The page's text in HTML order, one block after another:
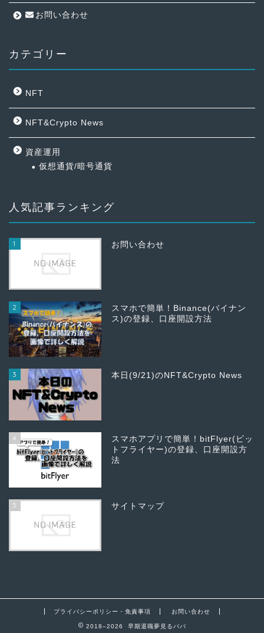
お問い合わせ
カテゴリー
NFT
NFT&Crypto News
資産運用
仮想通貨/暗号通貨
人気記事ランキング
1 お問い合わせ
2
スマホで簡単！Binance(バイナン
ス)の登録、口座開設方法
3 本日(9/21)のNFT&Crypto News
4
スマホアプリで簡単！bitFlyer(ビッ
トフライヤー)の登録、口座開設方
法
5 サイトマップ
プライバシーポリシー・免責事項 お問い合わせ
2018–2026 早期退職夢見るパパ